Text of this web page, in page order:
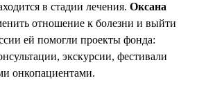
в стадии лечения. Оксана
отношение к болезни и выйти
ей помогли проекты фонда:
экскурсии, фестивали
онкопациентами.